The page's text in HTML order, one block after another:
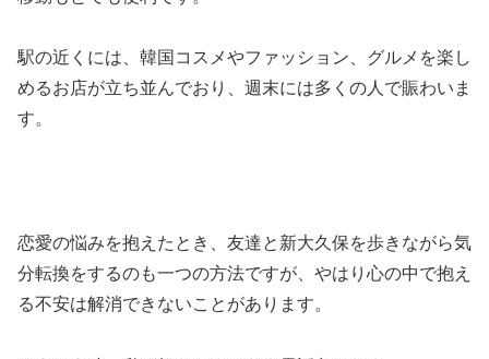
駅の近くには、韓国コスメやファッション、グルメを楽し
めるお店が立ち並んでおり、週末には多くの人で賑わいま
す。
恋愛の悩みを抱えたとき、友達と新大久保を歩きながら気
分転換をするのも一つの方法ですが、やはり心の中で抱え
る不安は解消できないことがあります。